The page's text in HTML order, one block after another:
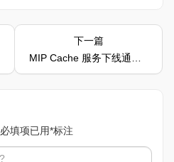
下一篇
MIP Cache 服务下线通知2020年4月24日
必填项已用*标注